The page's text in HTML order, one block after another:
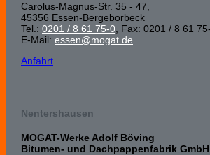
Carolus-Magnus-Str. 35 - 47,
45356 Essen-Bergeborbeck
Tel.: 0201 / 8 61 75-0, Fax: 0201 / 8 61
E-Mail: essen@mogat.de
Anfahrt
Nentershausen
MOGAT-Werke Adolf Böving
Bitumen- und Dachpappenfabrik GmbH